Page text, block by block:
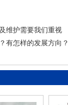
维护需要我们重视
有怎样的发展方向？